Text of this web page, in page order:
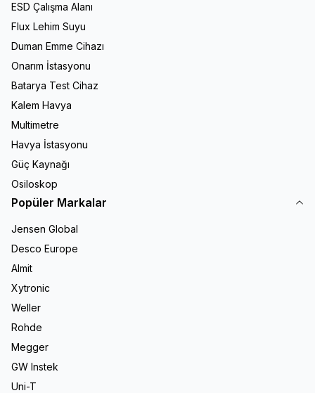
ESD Çalışma Alanı
Flux Lehim Suyu
Duman Emme Cihazı
Onarım İstasyonu
Batarya Test Cihaz
Kalem Havya
Multimetre
Havya İstasyonu
Güç Kaynağı
Osiloskop
Popüler Markalar
Jensen Global
Desco Europe
Almit
Xytronic
Weller
Rohde
Megger
GW Instek
Uni-T